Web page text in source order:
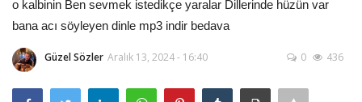
Aşk Sözleri
o kalbinin Ben sevmek istedikçe yaralar Dillerinde hüzün var
bana acı söyleyen dinle mp3 indir bedava
Güzel Sözler Aralık 13, 2024 - 16:40 0 436